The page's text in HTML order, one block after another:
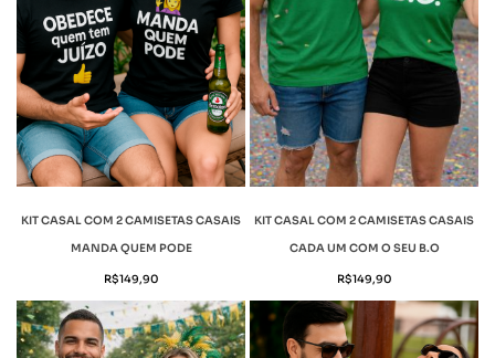
KIT CASAL COM 2 CAMISETAS CASAIS
MANDA QUEM PODE
R$149,90
KIT CASAL COM 2 CAMISETAS CASAIS
CADA UM COM O SEU B.O
R$149,90